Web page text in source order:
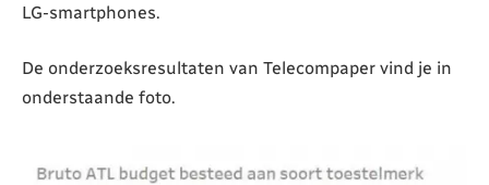
LG-smartphones.
De onderzoeksresultaten van Telecompaper vind je in
onderstaande foto.